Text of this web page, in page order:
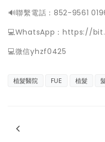
️🔊聯繫電話：852-9561
💻WhatsApp：https://
💻微信yhzf0425
植髮醫院 FUE 植髮